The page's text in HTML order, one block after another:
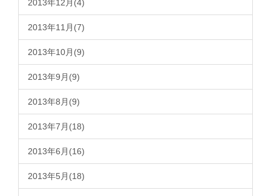
2013年12月(4)
2013年11月(7)
2013年10月(9)
2013年9月(9)
2013年8月(9)
2013年7月(18)
2013年6月(16)
2013年5月(18)